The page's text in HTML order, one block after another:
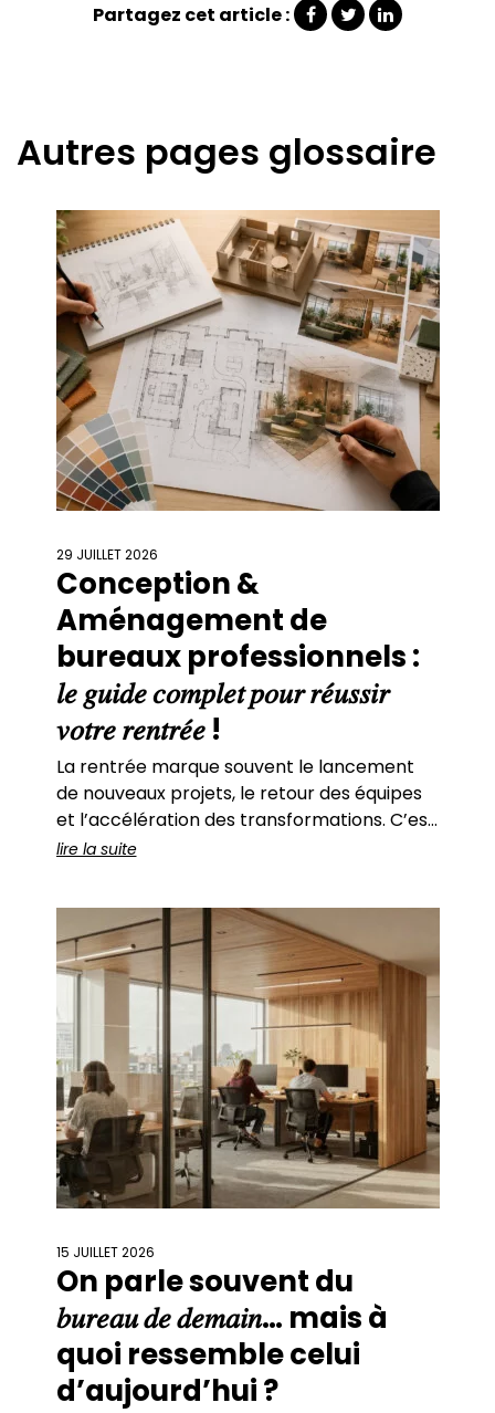
Partagez cet article :
Autres pages glossaire
29 JUILLET 2026
Conception &
Aménagement de
bureaux professionnels :
𝑙𝑒 𝑔𝑢𝑖𝑑𝑒 𝑐𝑜𝑚𝑝𝑙𝑒𝑡 𝑝𝑜𝑢𝑟 𝑟𝑒́𝑢𝑠𝑠𝑖𝑟
𝑣𝑜𝑡𝑟𝑒 𝑟𝑒𝑛𝑡𝑟𝑒́𝑒 !
La rentrée marque souvent le lancement
de nouveaux projets, le retour des équipes
et l’accélération des transformations. C’est
aussi une période idéale pour repenser ses
professionnels ne répondent plus
uniquement à des enjeux d’organisation
lire la suite
15 JUILLET 2026
On parle souvent du
𝑏𝑢𝑟𝑒𝑎𝑢 𝑑𝑒 𝑑𝑒𝑚𝑎𝑖𝑛… mais à
quoi ressemble celui
d’aujourd’hui ?